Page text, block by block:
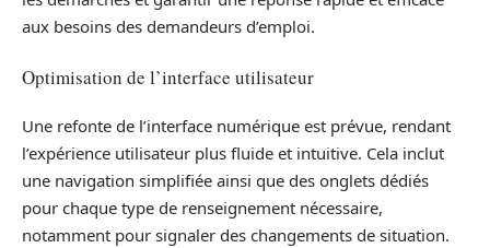
aux besoins des demandeurs d’emploi.
Optimisation de l’interface utilisateur
Une refonte de l’interface numérique est prévue, rendant
l’expérience utilisateur plus fluide et intuitive. Cela inclut
une navigation simplifiée ainsi que des onglets dédiés
pour chaque type de renseignement nécessaire,
notamment pour signaler des changements de situation.